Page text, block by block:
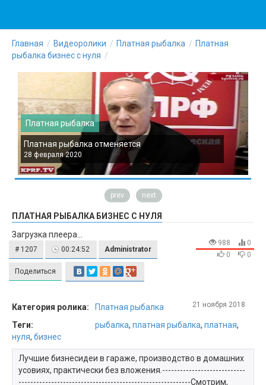
Главная Видеоролики Платная рыбалка
Платная
рыбалка бизнес с нуля
Платная рыбалка
Платная рыбалка отменяется
28 февраля 2020
prev next
ПЛАТНАЯ РЫБАЛКА БИЗНЕС С НУЛЯ
Загрузка плеера...
# 1207 00:24:52 Administrator
Поделиться
988
0
0
0
Категория ролика:
Платная рыбалка
Теги:
рыбалка, платная рыбалка, платная,
нуля, бизнес
Лучшие бизнесидеи в гараже, производство в домашних
усовиях, практически без вложения.----------------------------
----------------------------------------------------------Смотрим,
21 ноября 2018